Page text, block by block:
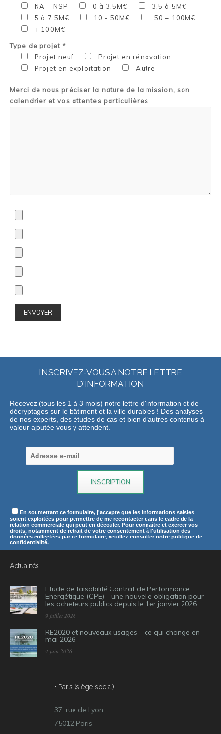
NA – NSP
0 à 3,5M€
3,5 à 5M€
5 à 7,5M€
10 - 50M€
50 – 100M€
+ 100M€
Type de projet *
Projet neuf
Projet en rénovation
Projet en exploitation
Autre
Merci de nous préciser la nature de la mission, son
calendrier et vos attentes particulières
INSCRIVEZ-VOUS A NOTRE LETTRE
D'INFORMATION
Recevez (tous les 1 à 3 mois) notre lettre d'information et de
décryptages sur le bâtiment et la ville durables ! Des analyses
de nos experts, des études de cas et bien d’autres contenus à
valeur ajoutée vous y attendent.
En soumettant ce formulaire, j'accepte que les informations saisies
soient exploitées pour permettre de me recontacter dans le cadre de la
relation commerciale qui peut en découler. Pour connaître et exercer vos
droits, notamment de retrait de votre consentement à l'utilisation des
données collectées par ce formulaire, veuillez consulter notre politique de
confidentialité.
Actualités
Etude de faisabilité Contrat de Performance
Energétique (CPE) – une nouvelle obligation pour
les acheteurs publics depuis le 1er janvier 2026
9 juillet 2026
RE2020 et nouveaux usages – ce qui change en
mai 2026
4 juin 2026
• Paris (siège social)
37, rue de Lyon
75012 Paris